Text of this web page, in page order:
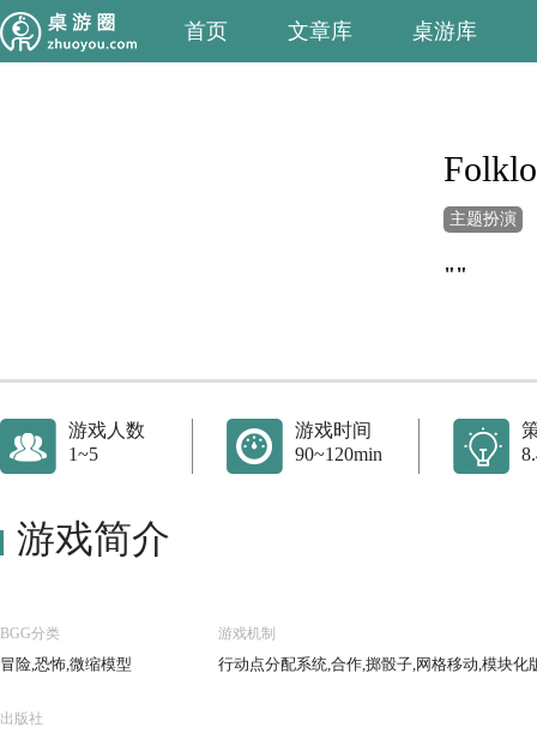
首页 文章库 桌游库
主题扮演
""
游戏人数
1~5
游戏时间
90~120min
游戏简介
BGG分类
冒险,恐怖,微缩模型
游戏机制
行动点分配系统,合作,掷骰子,网格移动,模块化
出版社